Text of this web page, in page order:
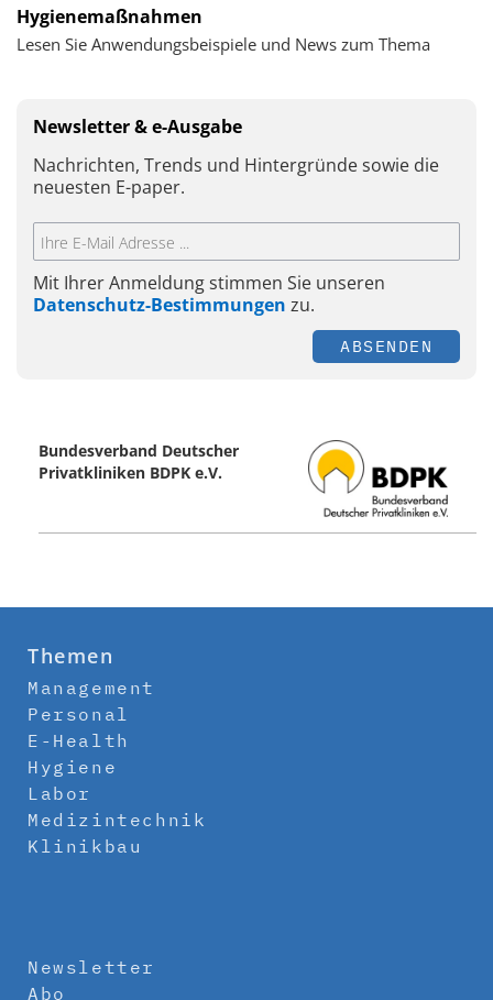
Hygienemaßnahmen
Lesen Sie Anwendungsbeispiele und News zum Thema
Newsletter & e-Ausgabe
Nachrichten, Trends und Hintergründe sowie die
neuesten E-paper.
Mit Ihrer Anmeldung stimmen Sie unseren
Datenschutz-Bestimmungen zu.
ABSENDEN
Bundesverband Deutscher
Privatkliniken BDPK e.V.
Themen
Management
Personal
E-Health
Hygiene
Labor
Medizintechnik
Klinikbau
Newsletter
Abo